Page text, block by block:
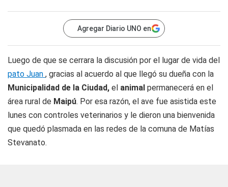
Agregar Diario UNO en
Luego de que se cerrara la discusión por el lugar de vida del
pato Juan , gracias al acuerdo al que llegó su dueña con la
Municipalidad de la Ciudad, el animal permanecerá en el
área rural de Maipú. Por esa razón, el ave fue asistida este
lunes con controles veterinarios y le dieron una bienvenida
que quedó plasmada en las redes de la comuna de Matías
Stevanato.